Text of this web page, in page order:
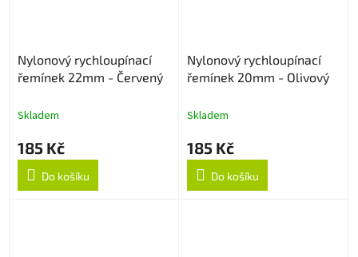
Nylonový rychloupínací
řemínek 22mm - Červený
Skladem
185 Kč
Do košíku
Nylonový rychloupínací
řemínek 20mm - Olivový
Skladem
185 Kč
Do košíku